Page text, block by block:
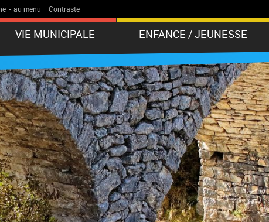
- au menu | Contraste
VIE MUNICIPALE ENFANCE / JEUNESSE